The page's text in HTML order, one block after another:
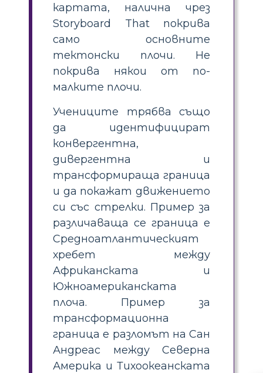
картата, налична чрез
Storyboard That покрива
само основните
тектонски плочи. Не
покрива някои от по-
малките плочи.
Учениците трябва също
да идентифицират
конвергентна,
дивергентна и
трансформираща граница
и да покажат движението
си със стрелки. Пример за
различаваща се граница е
Средноатлантическият
хребет между
Африканската и
Южноамериканската
плоча. Пример за
трансформационна
граница е разломът на Сан
Андреас между Северна
Америка и Тихоокеанската